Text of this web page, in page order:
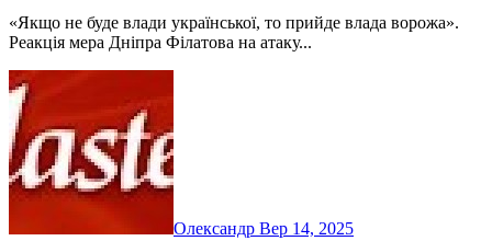
«Якщо не буде влади української, то прийде влада ворожа».
Реакція мера Дніпра Філатова на атаку...
Олександр Вер 14, 2025